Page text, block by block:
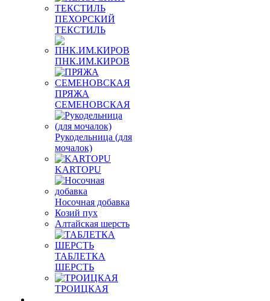
ПЕХОРСКИЙ
ТЕКСТИЛЬ
ПНК.ИМ.КИРОВ
ПРЯЖА
СЕМЕНОВСКАЯ
Рукодельница (для
мочалок)
KARTOPU
Носочная добавка
Козий пух
Алтайская шерсть
ТАБЛЕTКА
ШЕРСТЬ
ТРОИЦКАЯ